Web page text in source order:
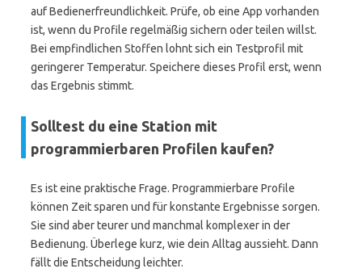
auf Bedienerfreundlichkeit. Prüfe, ob eine App vorhanden
ist, wenn du Profile regelmäßig sichern oder teilen willst.
Bei empfindlichen Stoffen lohnt sich ein Testprofil mit
geringerer Temperatur. Speichere dieses Profil erst, wenn
das Ergebnis stimmt.
Solltest du eine Station mit
programmierbaren Profilen kaufen?
Es ist eine praktische Frage. Programmierbare Profile
können Zeit sparen und für konstante Ergebnisse sorgen.
Sie sind aber teurer und manchmal komplexer in der
Bedienung. Überlege kurz, wie dein Alltag aussieht. Dann
fällt die Entscheidung leichter.